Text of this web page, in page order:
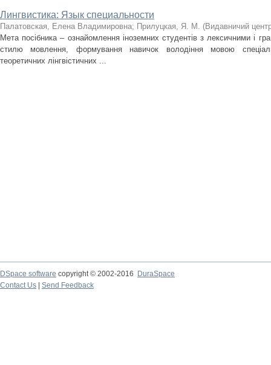
Лингвистика: Язык специальности
Палатовская, Елена Владимировна; Прилуцкая, Я. М. (Видавничий
Мета посібника – ознайомлення іноземних студентів з лексичними і
стилю мовлення, формування навичок володіння мовою
теоретичних лінгвістичних ...
DSpace software copyright © 2002-2016
DuraSpace
Contact Us
Send Feedback